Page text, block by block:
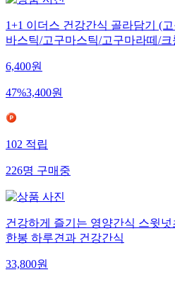
1+1 이더스 건강간식 골라담기 (
바스틱/고구마스틱/고구마라떼/
6,400원
47%3,400원
102 적립
226명 구매중
건강하게 즐기는 영양간식 스윗넛
한봉 하루견과 건강간식
33,800원